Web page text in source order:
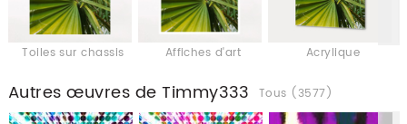
Toiles sur chassis Affiches d'art Acrylique
Autres œuvres de Timmy333 Tous (3577)